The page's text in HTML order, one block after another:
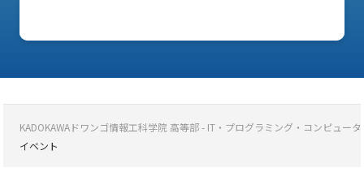
KADOKAWAドワンゴ情報工科学院 高等部 - IT・プログラミング・コンピュー
イベント